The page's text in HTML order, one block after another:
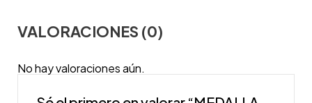
VALORACIONES (0)
No hay valoraciones aún.